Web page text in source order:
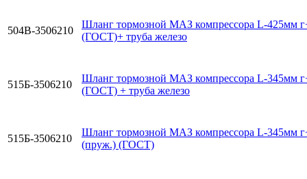
504В-3506210
Шланг тормозной МАЗ компрессора L-425мм
(ГОСТ)+ труба железо
515Б-3506210
Шланг тормозной МАЗ компрессора L-345мм
(ГОСТ) + труба железо
515Б-3506210
Шланг тормозной МАЗ компрессора L-345мм
(пруж.) (ГОСТ)